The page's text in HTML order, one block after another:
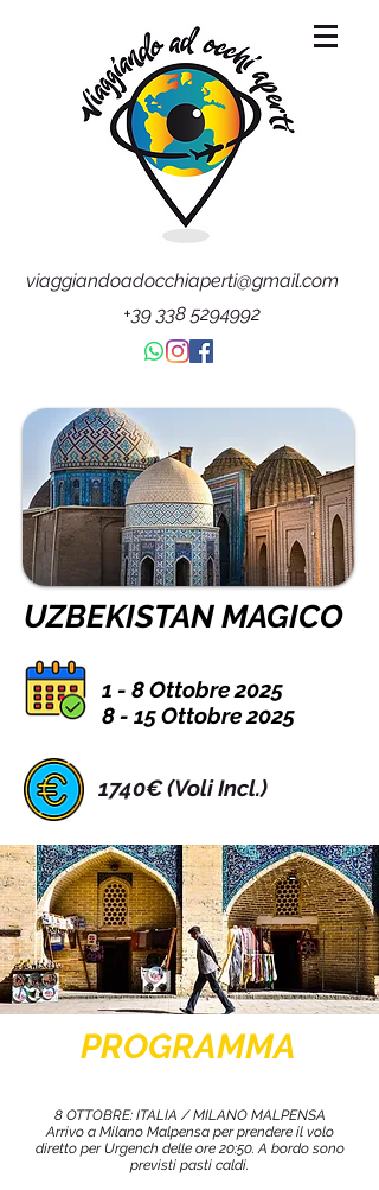
viaggiandoadocchiaperti@gmail.com
+39 338 5294992
UZBEKISTAN MAGICO
1 - 8 Ottobre 2025
8 - 15 Ottobre 2025
1740€ (Voli Incl.)
PROGRAMMA
8 OTTOBRE: ITALIA / MILANO MALPENSA
Arrivo a Milano Malpensa per prendere il volo
diretto per Urgench delle ore 20:50. A bordo sono
previsti pasti caldi.